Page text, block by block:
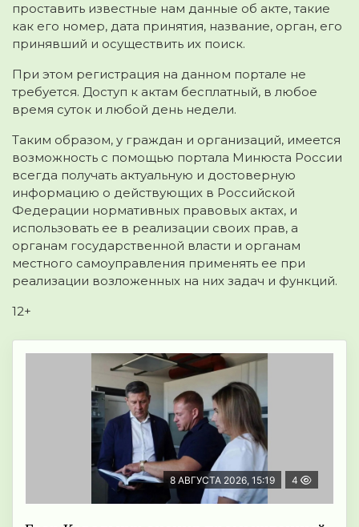
проставить известные нам данные об акте, такие
как его номер, дата принятия, название, орган, его
принявший и осуществить их поиск.
При этом регистрация на данном портале не
требуется. Доступ к актам бесплатный, в любое
время суток и любой день недели.
Таким образом, у граждан и организаций, имеется
возможность с помощью портала Минюста России
всегда получать актуальную и достоверную
информацию о действующих в Российской
Федерации нормативных правовых актах, и
использовать ее в реализации своих прав, а
органам государственной власти и органам
местного самоуправления применять ее при
реализации возложенных на них задач и функций.
12+
8 АВГУСТА 2026, 15:19 4